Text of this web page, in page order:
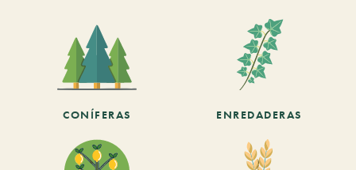
CONÍFERAS ENREDADERAS